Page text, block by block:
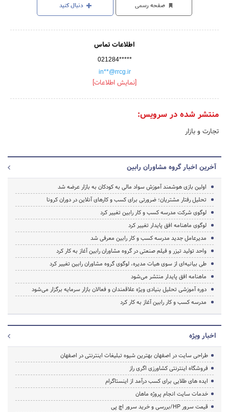
صفحه رسمی دنبال کنید
اطلاعات تماس
021284*****
in**@rrcg.ir
[نمایش اطلاعات]
منتشر شده در سرویس:
تجارت و بازار
آخرین اخبار گروه مشاوران رابین
اولین بازی هوشمند آموزش سواد مالی به کودکان به بازار عرضه شد
تحلیل رفتار مشتریان؛ ضرورتی برای کسب و کارهای آنلاین در دوران کرونا
لوگوی شرکت مدرسه کسب و کار رابین تغییر کرد
لوگوی ماهنامه افق پایدار تغییر کرد
مدیرعامل جدید مدرسه کسب و کار رابین معرفی شد
واحد تولید تیزر و فیلم صنعتی در گروه مشاوران رابین آغاز به کار کرد
طی بیانیه‌ای از سوی هیات مدیره، لوگوی گروه مشاوران رابین تغییر کرد
ماهنامه افق پایدار منتشر می‌شود
دوره آموزشی تحلیل بنیادی ویژه علاقمندان و فعالان بازار سرمایه برگزار می‌شود
مدرسه کسب و کار رابین آغاز به کار کرد
اخبار ویژه
طراحی سایت در اصفهان بهترین شیوه تبلیغات اینترنتی در اصفهان
فروشگاه اینترنتی کشاورزی اگری راز
ایده های طلایی برای کسب درآمد از اینستاگرام
خدمات سایت انجام پروژه ماهان
قیمت سرور HP/بررسی و خرید سرور اچ پی